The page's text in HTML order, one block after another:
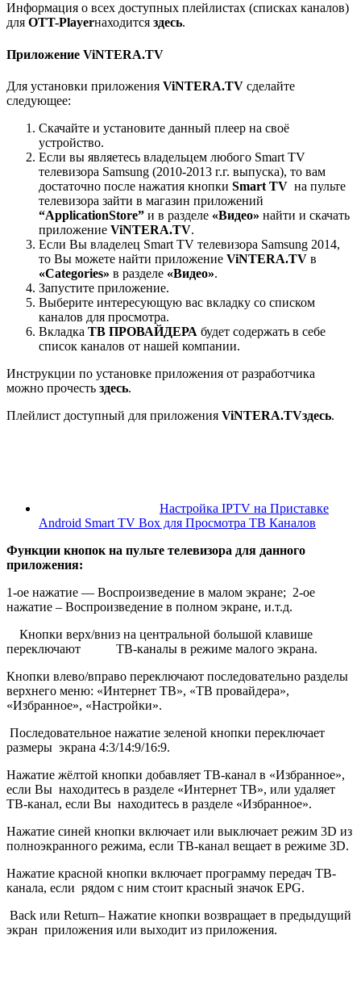
Информация о всех доступных плейлистах (списках каналов)
для OTT-Playerнаходится здесь.
Приложение ViNTERA.TV
Для установки приложения ViNTERA.TV сделайте
следующее:
Скачайте и установите данный плеер на своё
устройство.
Если вы являетесь владельцем любого Smart TV
телевизора Samsung (2010-2013 г.г. выпуска), то вам
достаточно после нажатия кнопки Smart TV на пульте
телевизора зайти в магазин приложений
“ApplicationStore” и в разделе «Видео» найти и скачать
приложение ViNTERA.TV.
Если Вы владелец Smart TV телевизора Samsung 2014,
то Вы можете найти приложение ViNTERA.TV в
«Сategories» в разделе «Видео».
Запустите приложение.
Выберите интересующую вас вкладку со списком
каналов для просмотра.
Вкладка ТВ ПРОВАЙДЕРА будет содержать в себе
список каналов от нашей компании.
Инструкции по установке приложения от разработчика
можно прочесть здесь.
Плейлист доступный для приложения ViNTERA.TVздесь.
Настройка IPTV на Приставке
Android Smart TV Box для Просмотра ТВ Каналов
Функции кнопок на пульте телевизора для данного
приложения:
1-ое нажатие — Воспроизведение в малом экране; 2-ое
нажатие – Воспроизведение в полном экране, и.т.д.
Кнопки верх/вниз на центральной большой клавише
переключают ТВ-каналы в режиме малого экрана.
Кнопки влево/вправо переключают последовательно разделы
верхнего меню: «Интернет ТВ», «ТВ провайдера»,
«Избранное», «Настройки».
Последовательное нажатие зеленой кнопки переключает
размеры экрана 4:3/14:9/16:9.
Нажатие жёлтой кнопки добавляет ТВ-канал в «Избранное»,
если Вы находитесь в разделе «Интернет ТВ», или удаляет
ТВ-канал, если Вы находитесь в разделе «Избранное».
Нажатие синей кнопки включает или выключает режим 3D из
полноэкранного режима, если ТВ-канал вещает в режиме 3D.
Нажатие красной кнопки включает программу передач ТВ-
канала, если рядом с ним стоит красный значок EPG.
Back или Return– Нажатие кнопки возвращает в предыдущий
экран приложения или выходит из приложения.